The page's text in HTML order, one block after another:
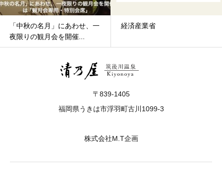
名月」にあわせ、一
観月会を開催...
経済産業省
〒839-1405
福岡県うきは市浮羽町古川1099-3
株式会社M.T企画